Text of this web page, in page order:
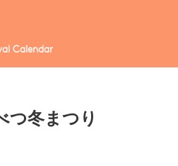
Calendar
つ冬まつり